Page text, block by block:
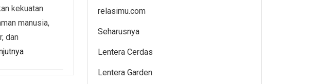
kekuatan
manusia,
dan
relasimu.com
Seharusnya
Lentera Cerdas
Lentera Garden